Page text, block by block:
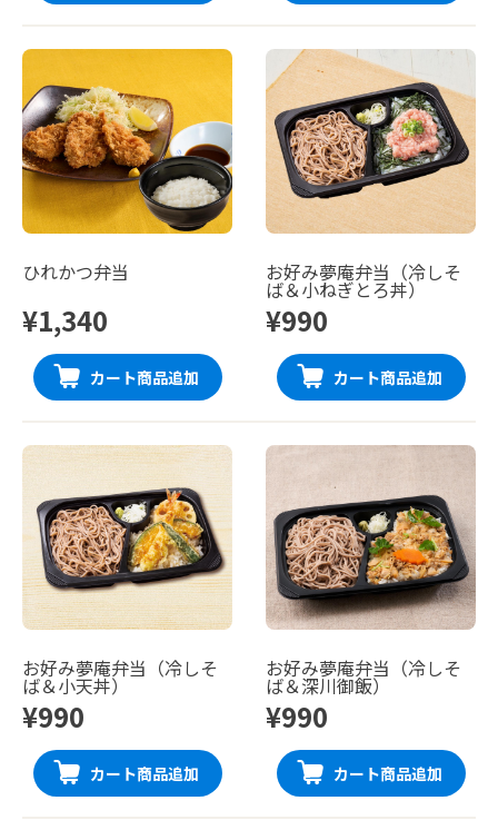
ひれかつ弁当
¥1,340
カート商品追加
お好み夢庵弁当（冷しそ
ば＆小ねぎとろ丼）
¥990
カート商品追加
お好み夢庵弁当（冷しそ
ば＆小天丼）
¥990
カート商品追加
お好み夢庵弁当（冷しそ
ば＆深川御飯）
¥990
カート商品追加